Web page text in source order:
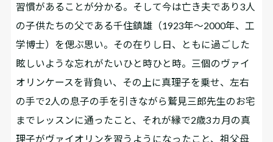
習慣があることが分かる。そして今は亡き夫であり3人
の子供たちの父である千住鎮雄（1923年～2000年、工
学博士）を偲ぶ思い。その在りし日、ともに過ごした
眩しいような忘れがたいひと時ひと時。三個のヴァイ
オリンケースを背負い、その上に真理子を乗せ、左右
の手で2人の息子の手を引きながら鷲見三郎先生のお宅
までレッスンに通ったこと、それが縁で2歳3カ月の真
理子がヴァイオリンを習うようになったこと、祖父母